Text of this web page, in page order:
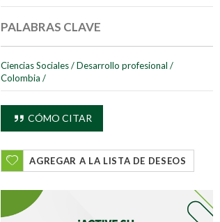
PALABRAS CLAVE
Ciencias Sociales / Desarrollo profesional /
Colombia /
CÓMO CITAR
AGREGAR A LA LISTA DE DESEOS